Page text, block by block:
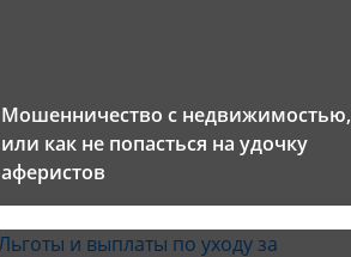
Мошенничество с недвижимостью,
или как не попасться на удочку
аферистов